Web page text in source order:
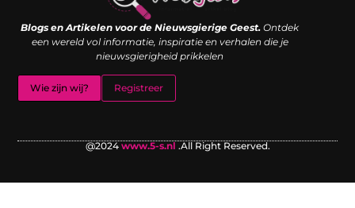
Blogs en Artikelen voor de Nieuwsgierige Geest. Ontdek
een wereld vol informatie, inspiratie en verhalen die je
nieuwsgierigheid prikkelen
Wie zijn wij? Registreer
@2024www.5-s.nl .All Right Reserved.